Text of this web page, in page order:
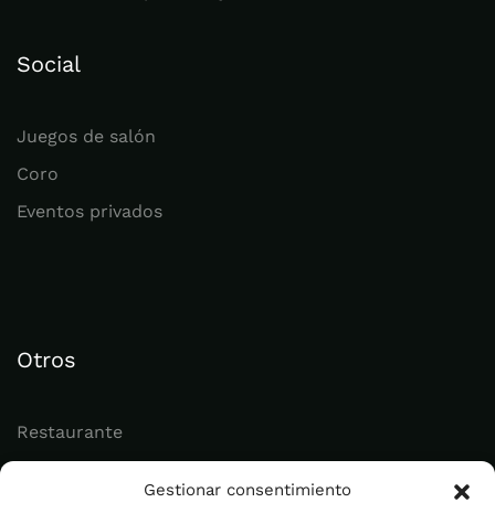
Gestionar consentimiento
Social
Juegos de salón
Coro
Eventos privados
Otros
Restaurante